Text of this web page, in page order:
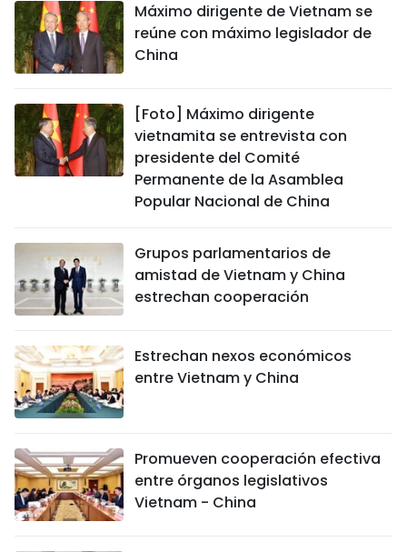
Máximo dirigente de Vietnam se
reúne con máximo legislador de
China
[Foto] Máximo dirigente
vietnamita se entrevista con
presidente del Comité
Permanente de la Asamblea
Popular Nacional de China
Grupos parlamentarios de
amistad de Vietnam y China
estrechan cooperación
Estrechan nexos económicos
entre Vietnam y China
Promueven cooperación efectiva
entre órganos legislativos
Vietnam - China